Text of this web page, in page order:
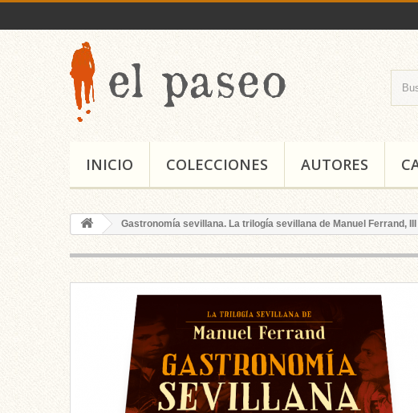
INICIO COLECCIONES AUTORES
Gastronomía sevillana. La trilogía sevillana de Manuel Ferrand, III